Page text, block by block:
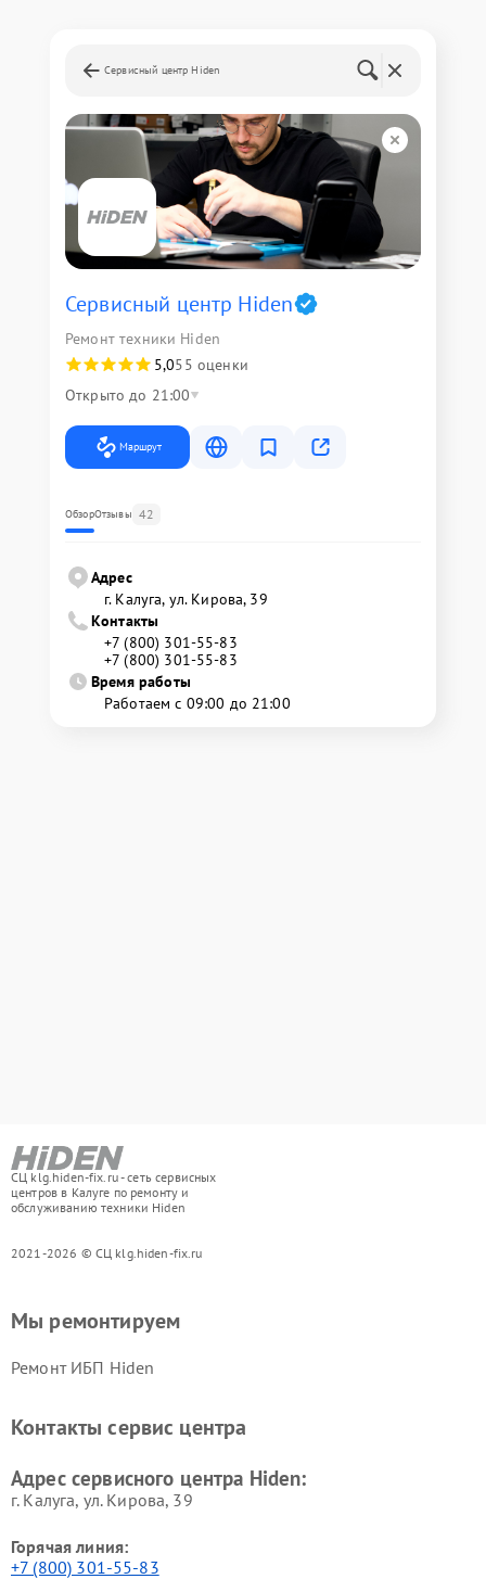
Сервисный центр Hiden
Сервисный центр Hiden
Ремонт техники Hiden
5,055 оценки
Открыто до 21:00
Маршрут
ОбзорОтзывы 42
Адрес
г. Калуга, ул. Кирова, 39
Контакты
+7 (800) 301-55-83
+7 (800) 301-55-83
Время работы
Работаем с 09:00 до 21:00
СЦ klg.hiden-fix.ru - сеть сервисных
центров в Калуге по ремонту и
обслуживанию техники Hiden
2021-2026 © СЦ klg.hiden-fix.ru
Мы ремонтируем
Ремонт ИБП Hiden
Контакты сервис центра
Адрес сервисного центра Hiden:
г. Калуга, ул. Кирова, 39
Горячая линия:
+7 (800) 301-55-83